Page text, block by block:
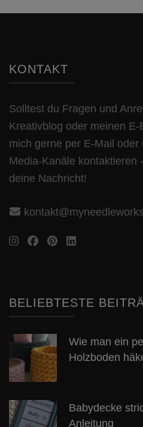
KONTAKT
Solltest du Fragen und
Kreativblog oder meinen
mich gerne per E-Mail oder
Media-Kanäle kontaktieren
deine Nachricht!
BELIEBTESTE
Wie man ein
Holzboden
Babydecke
Anleitung